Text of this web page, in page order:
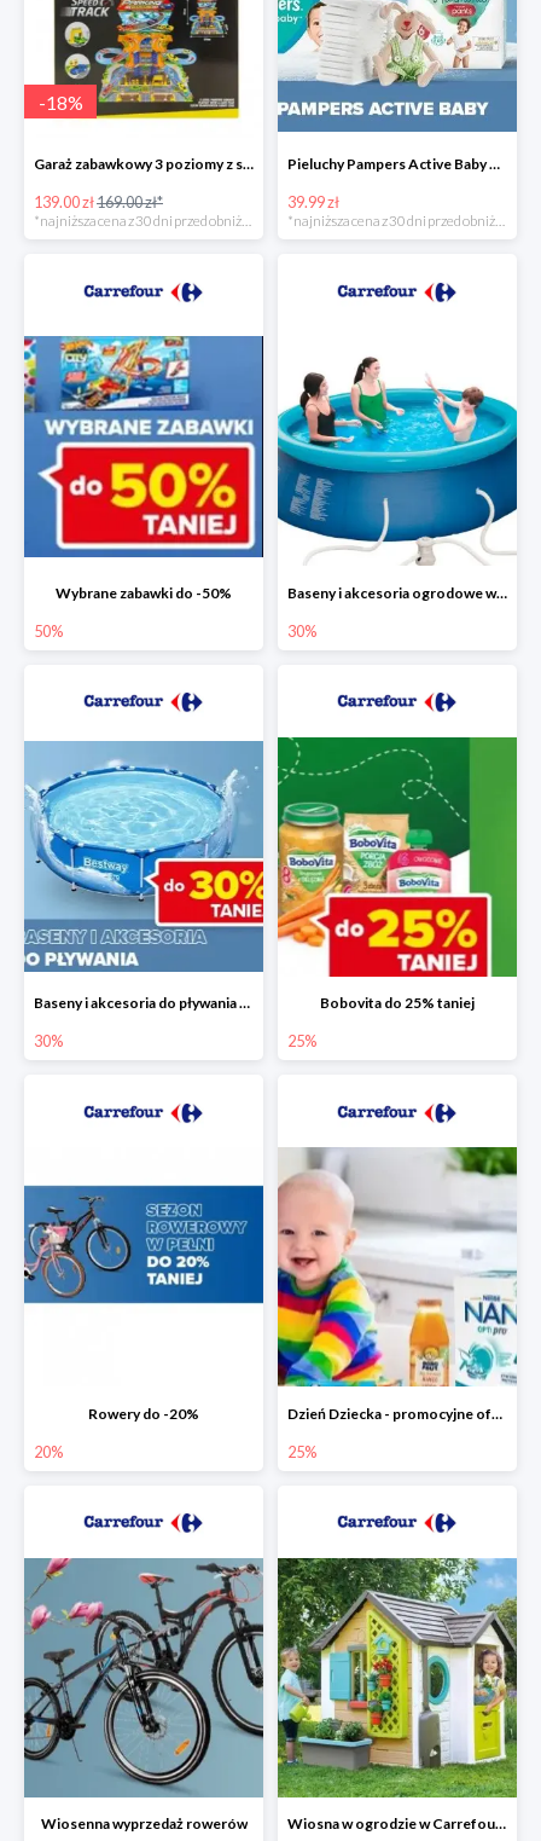
-18%
Garaż zabawkowy 3 poziomy z samochodzikami
139.00 zł169.00 zł*
*najniższa cena z 30 dni przed obniżką
Pieluchy Pampers Active Baby od 39,99 zł
39.99 zł
*najniższa cena z 30 dni przed obniżką
Wybrane zabawki do -50%
50%
Baseny i akcesoria ogrodowe w Carrefour do -30%
30%
Baseny i akcesoria do pływania do -30%
30%
Bobovita do 25% taniej
25%
Rowery do -20%
20%
Dzień Dziecka - promocyjne oferty dla najmłodszych
25%
Wiosenna wyprzedaż rowerów Wiosna w ogrodzie w Carrefourze do -20%